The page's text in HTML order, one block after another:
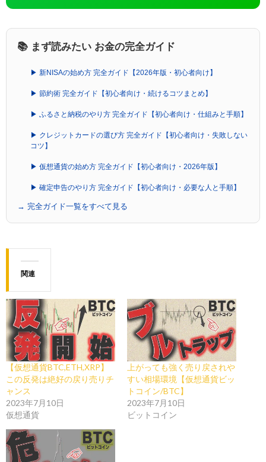
📚 まず読みたい お金の完全ガイド
▶ 新NISAの始め方 完全ガイド【2026年版・初心者向け】
▶ 節約術 完全ガイド【初心者向け・続けるコツまとめ】
▶ ふるさと納税のやり方 完全ガイド【初心者向け・仕組みと手順】
▶ クレジットカードの選び方 完全ガイド【初心者向け・失敗しない
コツ】
▶ 仮想通貨の始め方 完全ガイド【初心者向け・2026年版】
▶ 確定申告のやり方 完全ガイド【初心者向け・必要な人と手順】
→ 完全ガイド一覧をすべて見る
関連
【仮想通貨BTC,ETH,XRP】
この反発は絶好の戻り売りチ
ャンス
2023年7月10日
仮想通貨
上がっても強く売り戻されや
すい相場環境【仮想通貨ビッ
トコイン/BTC】
2023年7月10日
ビットコイン